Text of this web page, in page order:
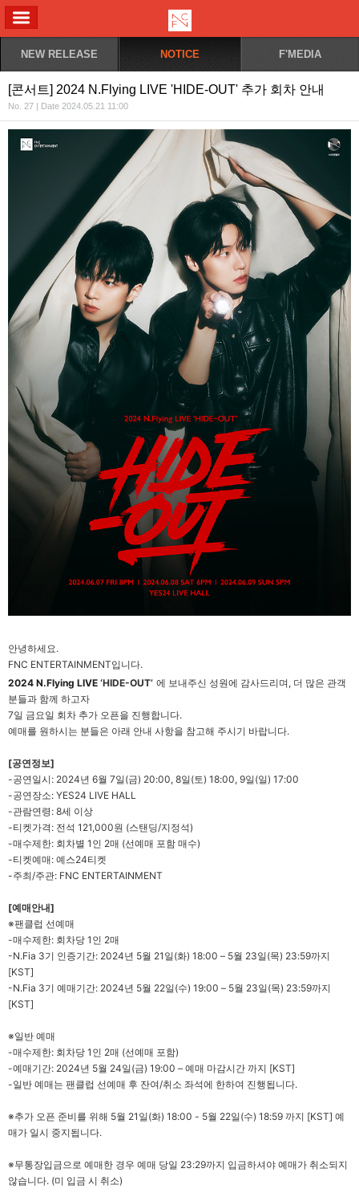
NEW RELEASE NOTICE F'MEDIA
[콘서트] 2024 N.Flying LIVE 'HIDE-OUT' 추가 회차 안내
No. 27 | Date 2024.05.21 11:00
안녕하세요.
FNC ENTERTAINMENT입니다.
2024 N.Flying LIVE ‘HIDE-OUT’ 에 보내주신 성원에 감사드리며, 더 많은 관객
분들과 함께 하고자
7일 금요일 회차 추가 오픈을 진행합니다.
예매를 원하시는 분들은 아래 안내 사항을 참고해 주시기 바랍니다.
[공연정보]
-공연일시: 2024년 6월 7일(금) 20:00, 8일(토) 18:00, 9일(일) 17:00
-공연장소: YES24 LIVE HALL
-관람연령: 8세 이상
-티켓가격: 전석 121,000원 (스탠딩/지정석)
-매수제한: 회차별 1인 2매 (선예매 포함 매수)
-티켓예매: 예스24티켓
-주최/주관: FNC ENTERTAINMENT
[예매안내]
※팬클럽 선예매
-매수제한: 회차당 1인 2매
-N.Fia 3기 인증기간: 2024년 5월 21일(화) 18:00 – 5월 23일(목) 23:59까지
[KST]
-N.Fia 3기 예매기간: 2024년 5월 22일(수) 19:00 – 5월 23일(목) 23:59까지
[KST]
※일반 예매
-매수제한: 회차당 1인 2매 (선예매 포함)
-예매기간: 2024년 5월 24일(금) 19:00 – 예매 마감시간 까지 [KST]
-일반 예매는 팬클럽 선예매 후 잔여/취소 좌석에 한하여 진행됩니다.
※추가 오픈 준비를 위해 5월 21일(화) 18:00 - 5월 22일(수) 18:59 까지 [KST] 예
매가 일시 중지됩니다.
※무통장입금으로 예매한 경우 예매 당일 23:29까지 입금하셔야 예매가 취소되지
않습니다. (미 입금 시 취소)